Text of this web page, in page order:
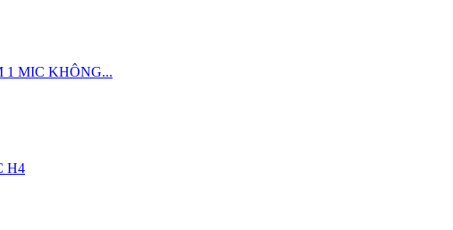
1 MIC KHÔNG...
H4